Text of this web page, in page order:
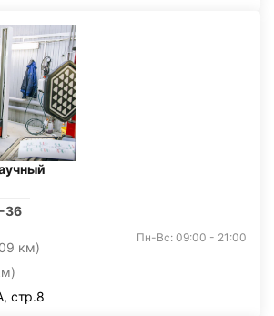
36
км)
Пн-Вс: 09:00 - 21:00
стр.8